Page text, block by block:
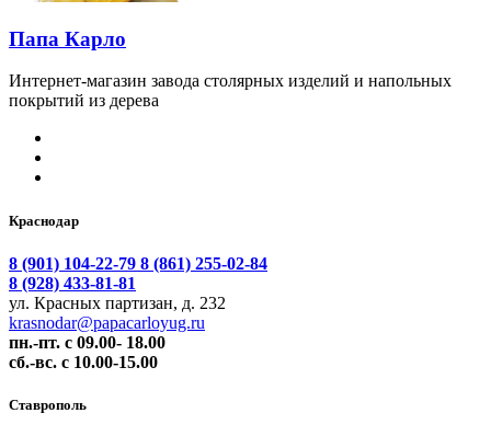
Папа Карло
Интернет-магазин завода столярных изделий и напольных
покрытий из дерева
Краснодар
8 (901) 104-22-79 8 (861) 255-02-84
8 (928) 433-81-81
ул. Красных партизан, д. 232
krasnodar@papacarloyug.ru
пн.-пт. с 09.00- 18.00
сб.-вс. с 10.00-15.00
Ставрополь